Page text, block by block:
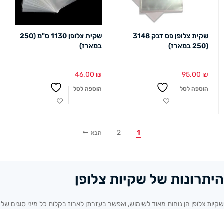
שקית צלופן פס דבק 3148
(250 במארז)
95.00 ₪
הוספה לסל
שקית צלופן 1130 ס"מ (250
במארז)
46.00 ₪
הוספה לסל
1
2 הבא
היתרונות של שקיות צלופן
שקיות צלופן הן נוחות מאוד לשימוש, ואפשר בעזרתן לארוז בקלות כל מיני סוגים של